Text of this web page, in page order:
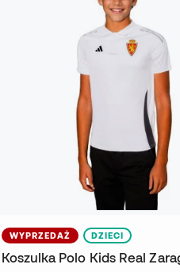
WYPRZEDAŻ DZIECI